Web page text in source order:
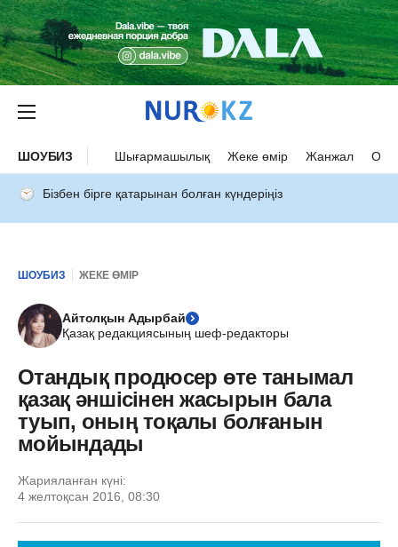
ШОУБИЗ Шығармашылық Жеке өмір Жанжал
Бізбен бірге қатарынан болған күндеріңіз
ШОУБИЗ ЖЕКЕ ӨМІР
Айтолқын Адырбай
Қазақ редакциясының шеф-редакторы
Отандық продюсер өте танымал
қазақ әншісінен жасырын бала
туып, оның тоқалы болғанын
мойындады
Жарияланған күні:
4 желтоқсан 2016, 08:30